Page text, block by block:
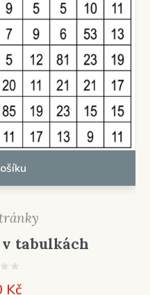
v tabulkách
Kč